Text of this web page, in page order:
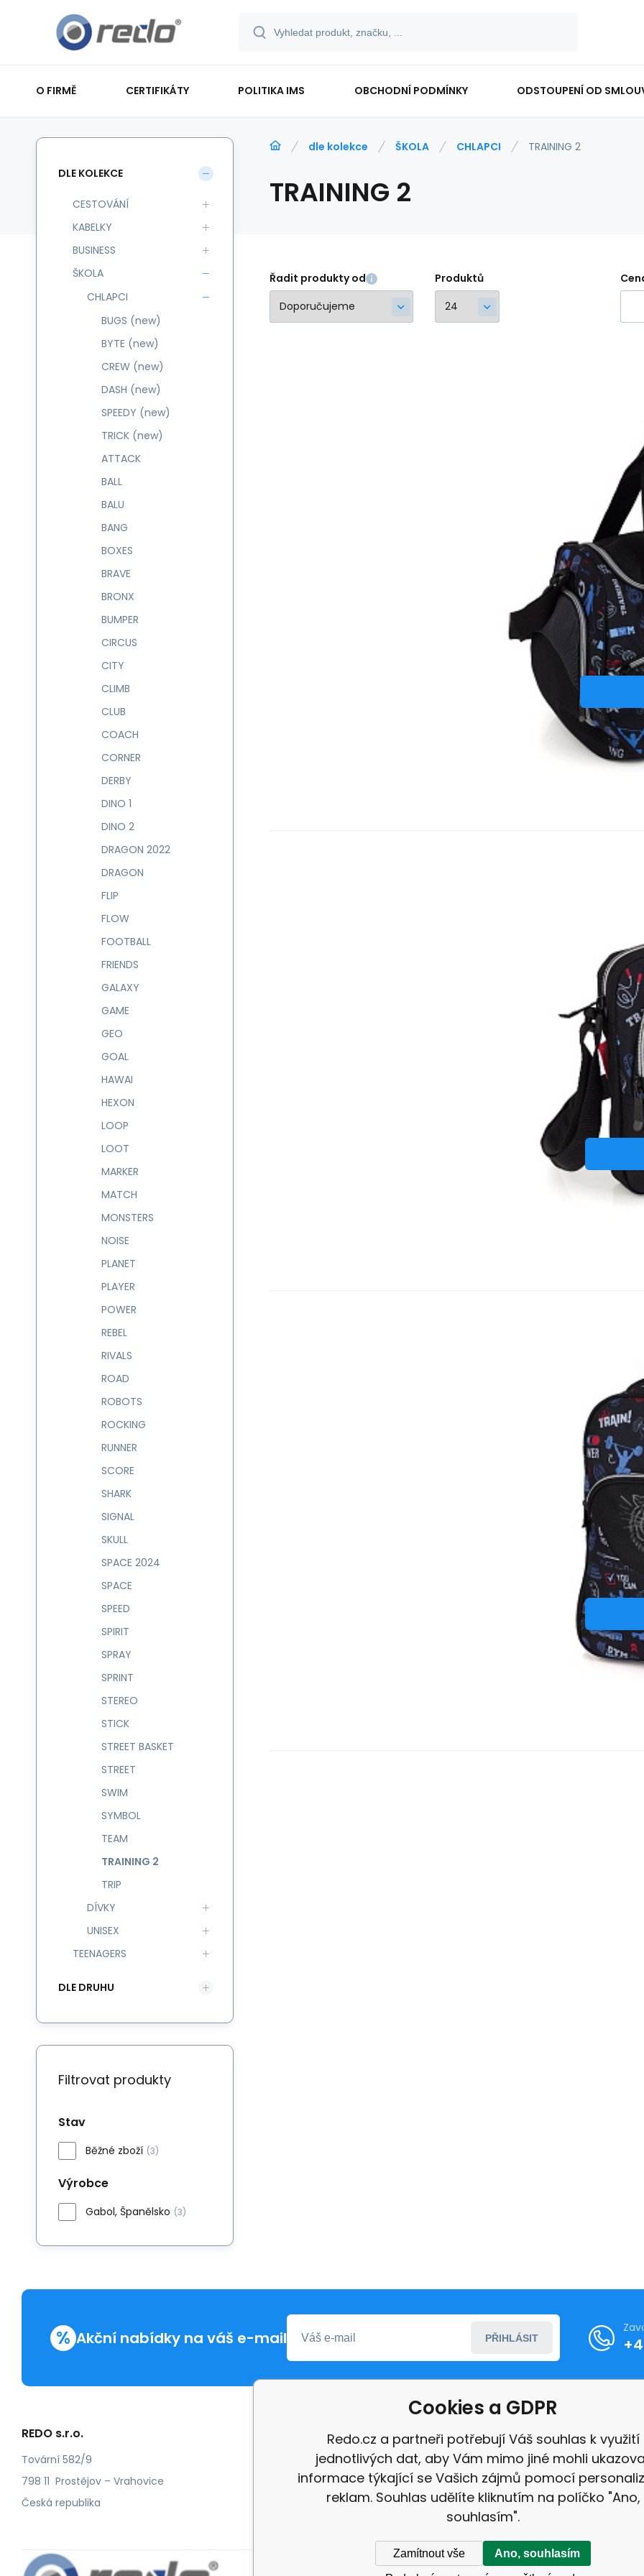
O FIRMĚ CERTIFIKÁTY POLITIKA IMS OBCHODNÍ PODMÍNKY ODSTOUPENÍ OD
dle kolekce ŠKOLA CHLAPCI TRAINING 2
TRAINING 2
Řadit produkty od Produktů
DLE KOLEKCE
CESTOVÁNÍ
KABELKY
BUSINESS
ŠKOLA
CHLAPCI
BUGS (new)
BYTE (new)
CREW (new)
DASH (new)
SPEEDY (new)
TRICK (new)
ATTACK
BALL
BALU
BANG
BOXES
BRAVE
BRONX
BUMPER
CIRCUS
CITY
CLIMB
CLUB
COACH
CORNER
DERBY
DINO 1
DINO 2
DRAGON 2022
DRAGON
FLIP
FLOW
FOOTBALL
FRIENDS
GALAXY
GAME
GEO
GOAL
HAWAI
HEXON
LOOP
LOOT
MARKER
MATCH
MONSTERS
NOISE
PLANET
PLAYER
POWER
REBEL
RIVALS
ROAD
ROBOTS
ROCKING
RUNNER
SCORE
SHARK
SIGNAL
SKULL
SPACE 2024
SPACE
SPEED
SPIRIT
SPRAY
SPRINT
STEREO
STICK
STREET BASKET
STREET
SWIM
SYMBOL
TEAM
TRAINING 2
TRIP
DÍVKY
UNISEX
TEENAGERS
DLE DRUHU
Filtrovat produkty
Stav
Běžné zboží (3)
Výrobce
Gabol, Španělsko (3)
% Akční nabídky na váš e-mail PŘIHLÁSIT
REDO s.r.o.
Tovární 582/9
798 11 Prostějov – Vrahovice
Česká republika
Další informace
Reklamace
Recenze
Cookies a GDPR
Redo.cz a partneři potřebují Váš souhlas k využití
jednotlivých dat, aby Vám mimo jiné mohli
informace týkající se Vašich zájmů pomocí
reklam. Souhlas udělíte kliknutím na políčko "Ano,
souhlasím".
Zamítnout vše Ano, souhlasím